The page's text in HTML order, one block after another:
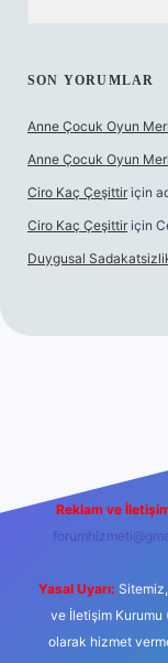
SON YORUMLAR
Anne Çocuk Oyun
Anne Çocuk Oyun
Ciro Kaç Çeşittir için
Ciro Kaç Çeşittir için
Duygusal
Reklam ve
Yasal Uyarı:
ve İletişim Kurumu
olarak hizmet